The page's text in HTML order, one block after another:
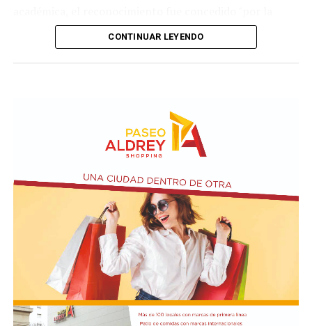
durante la búsqueda fue el relato de una tía de la joven,
quien contó que Pepa había sido vista en una situación
la familia aseguró que no encontraba una explicación
durante las últimas horas de la joven. Las autoridades
trabajan con las imágenes de las cámaras de seguridad y
los testimonios de las personas que tuvieron algún
contacto con ella antes del terrible desenlace.
defensa de las ideas de la libertad" que impulsa el
mandatario argentino y "por las reformas orientadas a
la modernización del Estado" implementadas desde el
El presidente Javier Milei recibió el título de Doctor
Honoris Causa.
CONTINUAR LEYENDO